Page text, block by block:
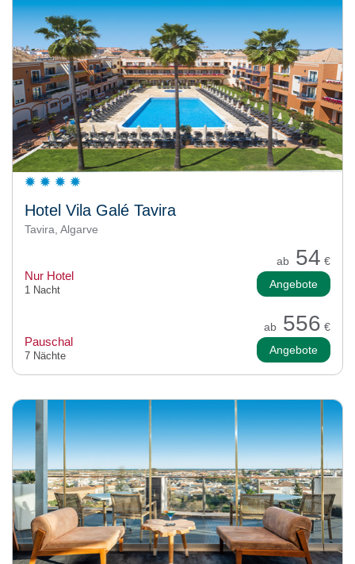
Hotel Vila Galé Tavira
Tavira, Algarve
ab 54 €
Nur Hotel
1 Nacht Angebote
ab 556 €
Pauschal
7 Nächte Angebote